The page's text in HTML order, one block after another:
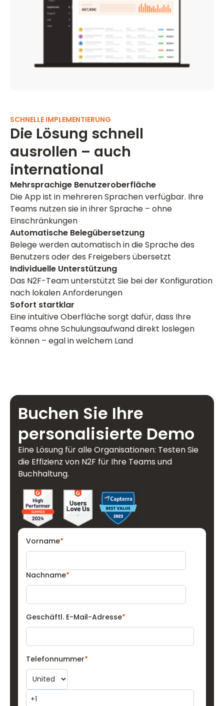
SCHNELLE IMPLEMENTIERUNG
Die Lösung schnell
ausrollen – auch
international
Mehrsprachige Benutzeroberfläche
Die App ist in mehreren Sprachen verfügbar. Ihre
Teams nutzen sie in ihrer Sprache – ohne
Einschränkungen
Automatische Belegübersetzung
Belege werden automatisch in die Sprache des
Benutzers oder des Freigebers übersetzt
Individuelle Unterstützung
Das N2F-Team unterstützt Sie bei der Konfiguration
nach lokalen Anforderungen
Sofort startklar
Eine intuitive Oberfläche sorgt dafür, dass Ihre
Teams ohne Schulungsaufwand direkt loslegen
können – egal in welchem Land
Buchen Sie Ihre
personalisierte Demo
Eine Lösung für alle Organisationen: Testen Sie
die Effizienz von N2F für Ihre Teams und
Buchhaltung.
Vorname*
Nachname*
Geschäftl. E-Mail-Adresse*
Telefonnummer*